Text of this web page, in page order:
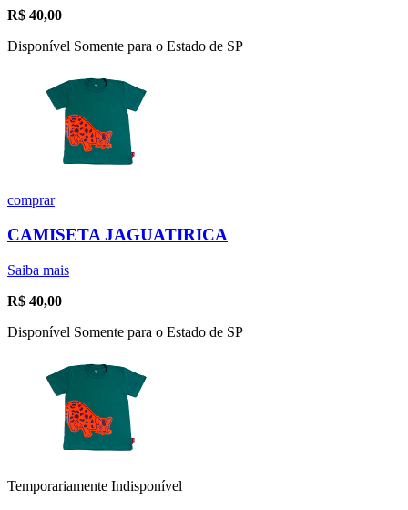
R$ 40,00
Disponível Somente para o Estado de SP
comprar
CAMISETA JAGUATIRICA
Saiba mais
R$ 40,00
Disponível Somente para o Estado de SP
Temporariamente Indisponível